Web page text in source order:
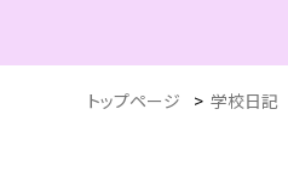
トップページ > 学校日記